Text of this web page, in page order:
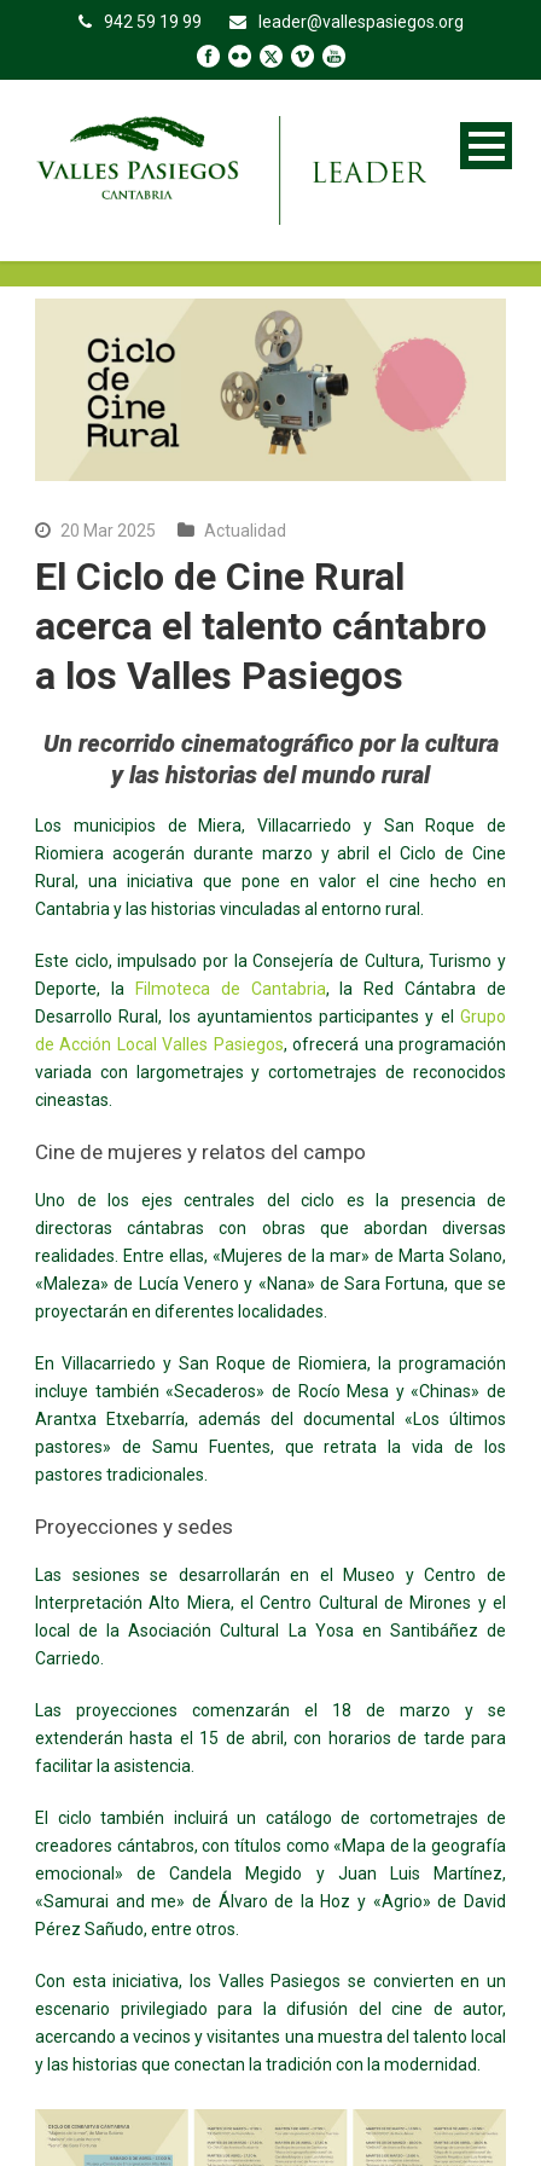
942 59 19 99 leader@vallespasiegos.org
20 Mar 2025 Actualidad
El Ciclo de Cine Rural
acerca el talento cántabro
a los Valles Pasiegos
Un recorrido cinematográfico por la cultura
y las historias del mundo rural
Los municipios de Miera, Villacarriedo y San Roque de
Riomiera acogerán durante marzo y abril el Ciclo de Cine
Rural, una iniciativa que pone en valor el cine hecho en
Cantabria y las historias vinculadas al entorno rural.
Este ciclo, impulsado por la Consejería de Cultura, Turismo y
Deporte, la
Filmoteca de Cantabria, la Red Cántabra de
Desarrollo Rural, los ayuntamientos participantes y el Grupo
de Acción Local Valles Pasiegos, ofrecerá una programación
variada con largometrajes y cortometrajes de reconocidos
cineastas.
Cine de mujeres y relatos del campo
Uno de los ejes centrales del ciclo es la presencia de
directoras cántabras con obras que abordan diversas
realidades. Entre ellas, «Mujeres de la mar» de Marta Solano,
«Maleza» de Lucía Venero y «Nana» de Sara Fortuna, que se
proyectarán en diferentes localidades.
En Villacarriedo y San Roque de Riomiera, la programación
incluye también «Secaderos» de Rocío Mesa y «Chinas» de
Arantxa Etxebarría, además del documental «Los últimos
pastores» de Samu Fuentes, que retrata la vida de los
pastores tradicionales.
Proyecciones y sedes
Las sesiones se desarrollarán en el Museo y Centro de
Interpretación Alto Miera, el Centro Cultural de Mirones y el
local de la Asociación Cultural La Yosa en Santibáñez de
Carriedo.
Las proyecciones comenzarán el 18 de marzo y se
extenderán hasta el 15 de abril, con horarios de tarde para
facilitar la asistencia.
El ciclo también incluirá un catálogo de cortometrajes de
creadores cántabros, con títulos como «Mapa de la geografía
emocional» de Candela Megido y Juan Luis Martínez,
«Samurai and me» de Álvaro de la Hoz y «Agrio» de David
Pérez Sañudo, entre otros.
Con esta iniciativa, los Valles Pasiegos se convierten en un
escenario privilegiado para la difusión del cine de autor,
acercando a vecinos y visitantes una muestra del talento local
y las historias que conectan la tradición con la modernidad.